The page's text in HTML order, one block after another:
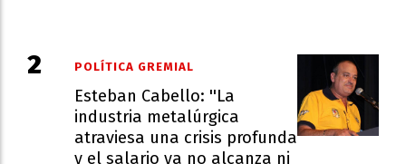
Esteban Cabello: ''La
industria metalúrgica
atraviesa una crisis profunda
y el salario ya no alcanza ni
POLÍTICA GREMIAL